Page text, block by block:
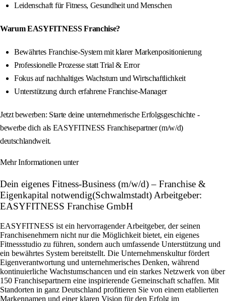
Leidenschaft für Fitness, Gesundheit und Menschen
Warum EASYFITNESS Franchise?
Bewährtes Franchise-System mit klarer Markenpositionierung
Professionelle Prozesse statt Trial & Error
Fokus auf nachhaltiges Wachstum und Wirtschaftlichkeit
Unterstützung durch erfahrene Franchise-Manager
Jetzt bewerben: Starte deine unternehmerische Erfolgsgeschichte -
bewerbe dich als EASYFITNESS Franchisepartner (m/w/d)
deutschlandweit.
Mehr Informationen unter
Dein eigenes Fitness-Business (m/w/d) – Franchise &
Eigenkapital notwendig(Schwalmstadt) Arbeitgeber:
EASYFITNESS Franchise GmbH
EASYFITNESS ist ein hervorragender Arbeitgeber, der seinen
Franchisenehmern nicht nur die Möglichkeit bietet, ein eigenes
Fitnessstudio zu führen, sondern auch umfassende Unterstützung und
ein bewährtes System bereitstellt. Die Unternehmenskultur fördert
Eigenverantwortung und unternehmerisches Denken, während
kontinuierliche Wachstumschancen und ein starkes Netzwerk von über
150 Franchisepartnern eine inspirierende Gemeinschaft schaffen. Mit
Standorten in ganz Deutschland profitieren Sie von einem etablierten
Markennamen und einer klaren Vision für den Erfolg im